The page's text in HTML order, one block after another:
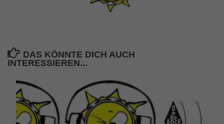
DAS KÖNNTE DICH AUCH
INTERESSIEREN...